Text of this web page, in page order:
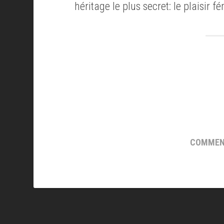
héritage le plus secret: le plaisir